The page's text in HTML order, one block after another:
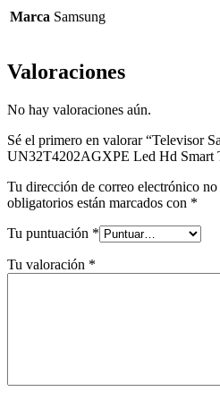
Marca Samsung
Valoraciones
No hay valoraciones aún.
Sé el primero en valorar “Televisor
UN32T4202AGXPE Led Hd Smart
Tu dirección de correo electrónico no
obligatorios están marcados con *
Tu puntuación *
Tu valoración *